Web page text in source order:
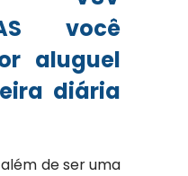
você
aluguel
diária
de ser uma